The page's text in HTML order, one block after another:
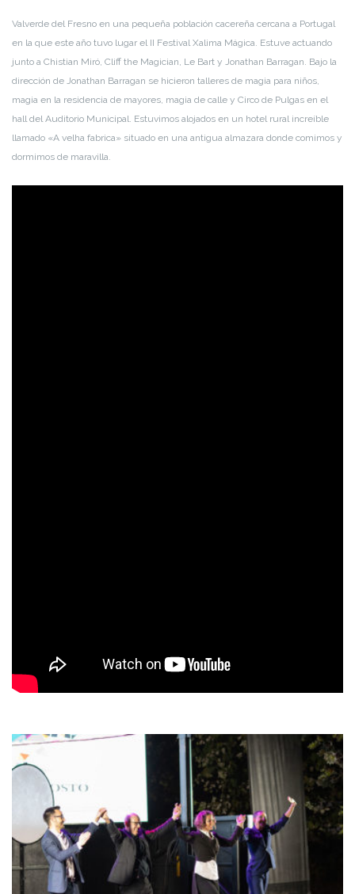
Valverde del Fresno en una pequeña población cacereña cercana a Portugal
en la que este año tuvo lugar el II Festival Xalima Mágica. Estuve actuando
junto a Chistian Miró, Cliff the Magician, Le Bart y Jonathan Barragan. Bajo la
dirección de Jonathan Barragan se hicieron talleres de magia para niños,
magia en la residencia de mayores, magia de calle y Circo de Pulgas en el
hall del Auditorio Municipal. Estuvimos alojados en un hotel rural increíble
llamado «A velha fabrica» situado en una antigua almazara donde comimos y
dormimos de maravilla.